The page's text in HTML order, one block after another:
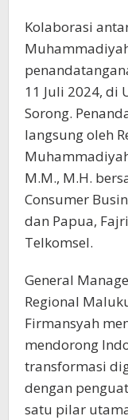
Kolaborasi
11 Juli 2024, di
Sorong.
langsung oleh
M.M., M.H.
Consumer
dan Papua,
Telkomsel.
General
Regional
Firmansyah
mendorong
transformasi
dengan
satu pilar